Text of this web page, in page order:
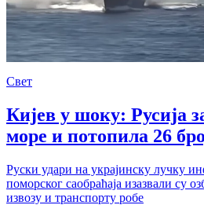
Свет
Кијев у шоку: Русија
море и потопила 26
Руски удари на украјинску лучку
поморског саобраћаја изазвали су
извозу и транспорту робе